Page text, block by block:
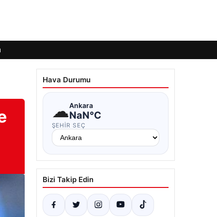
Hava Durumu
☁Ankara
NaN°C
ŞEHIR SEÇ
Bizi Takip Edin